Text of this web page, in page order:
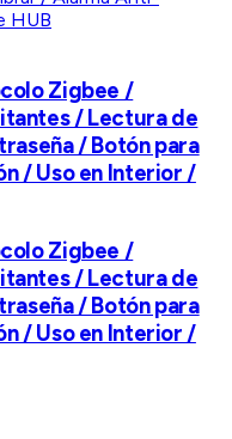
Zigbee /
/ Lectura de
/ Botón para
/ Uso en Interior /
Zigbee /
/ Lectura de
/ Botón para
/ Uso en Interior /